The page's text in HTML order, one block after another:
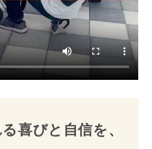
喜びと自信を、